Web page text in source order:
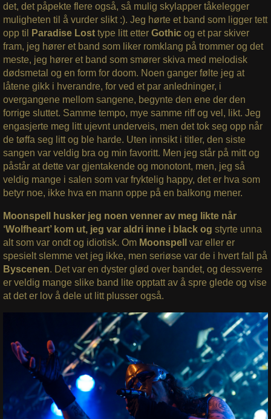
det, det påpekte flere også, så mulig skylapper tåkelegger
muligheten til å vurder slikt :). Jeg hørte et band som ligger tett
opp til
Paradise Losttype litt etter Gothic og et par skiver
fram, jeg hører et band som liker romklang på trommer og det
meste, jeg hører et band som smører skiva med melodisk
dødsmetal og en form for doom. Noen ganger følte jeg at
låtene gikk i hverandre, for ved et par anledninger, i
overgangene mellom sangene, begynte den ene der den
forrige sluttet. Samme tempo, mye samme riff og vel, likt. Jeg
engasjerte meg litt ujevnt underveis, men det tok seg opp når
de tøffa seg litt og ble harde. Uten innsikt i titler, den siste
sangen var veldig bra og min favoritt. Men jeg står på mitt og
påstår at dette var gjentakende og monotont, men, jeg så
veldig mange i salen som var fryktelig happy, det er hva som
betyr noe, ikke hva en mann oppe på en balkong mener.
Moonspell husker jeg noen venner av meg likte når
‘Wolfheart’ kom ut, jeg var aldri inne i black og styrte unna
alt som var ondt og idiotisk. Om Moonspell var eller er
spesielt slemme vet jeg ikke, men seriøse var de i hvert fall på
Byscenen. Det var en dyster glød over bandet, og dessverre
er veldig mange slike band lite opptatt av å spre glede og vise
at det er lov å dele ut litt plusser også.